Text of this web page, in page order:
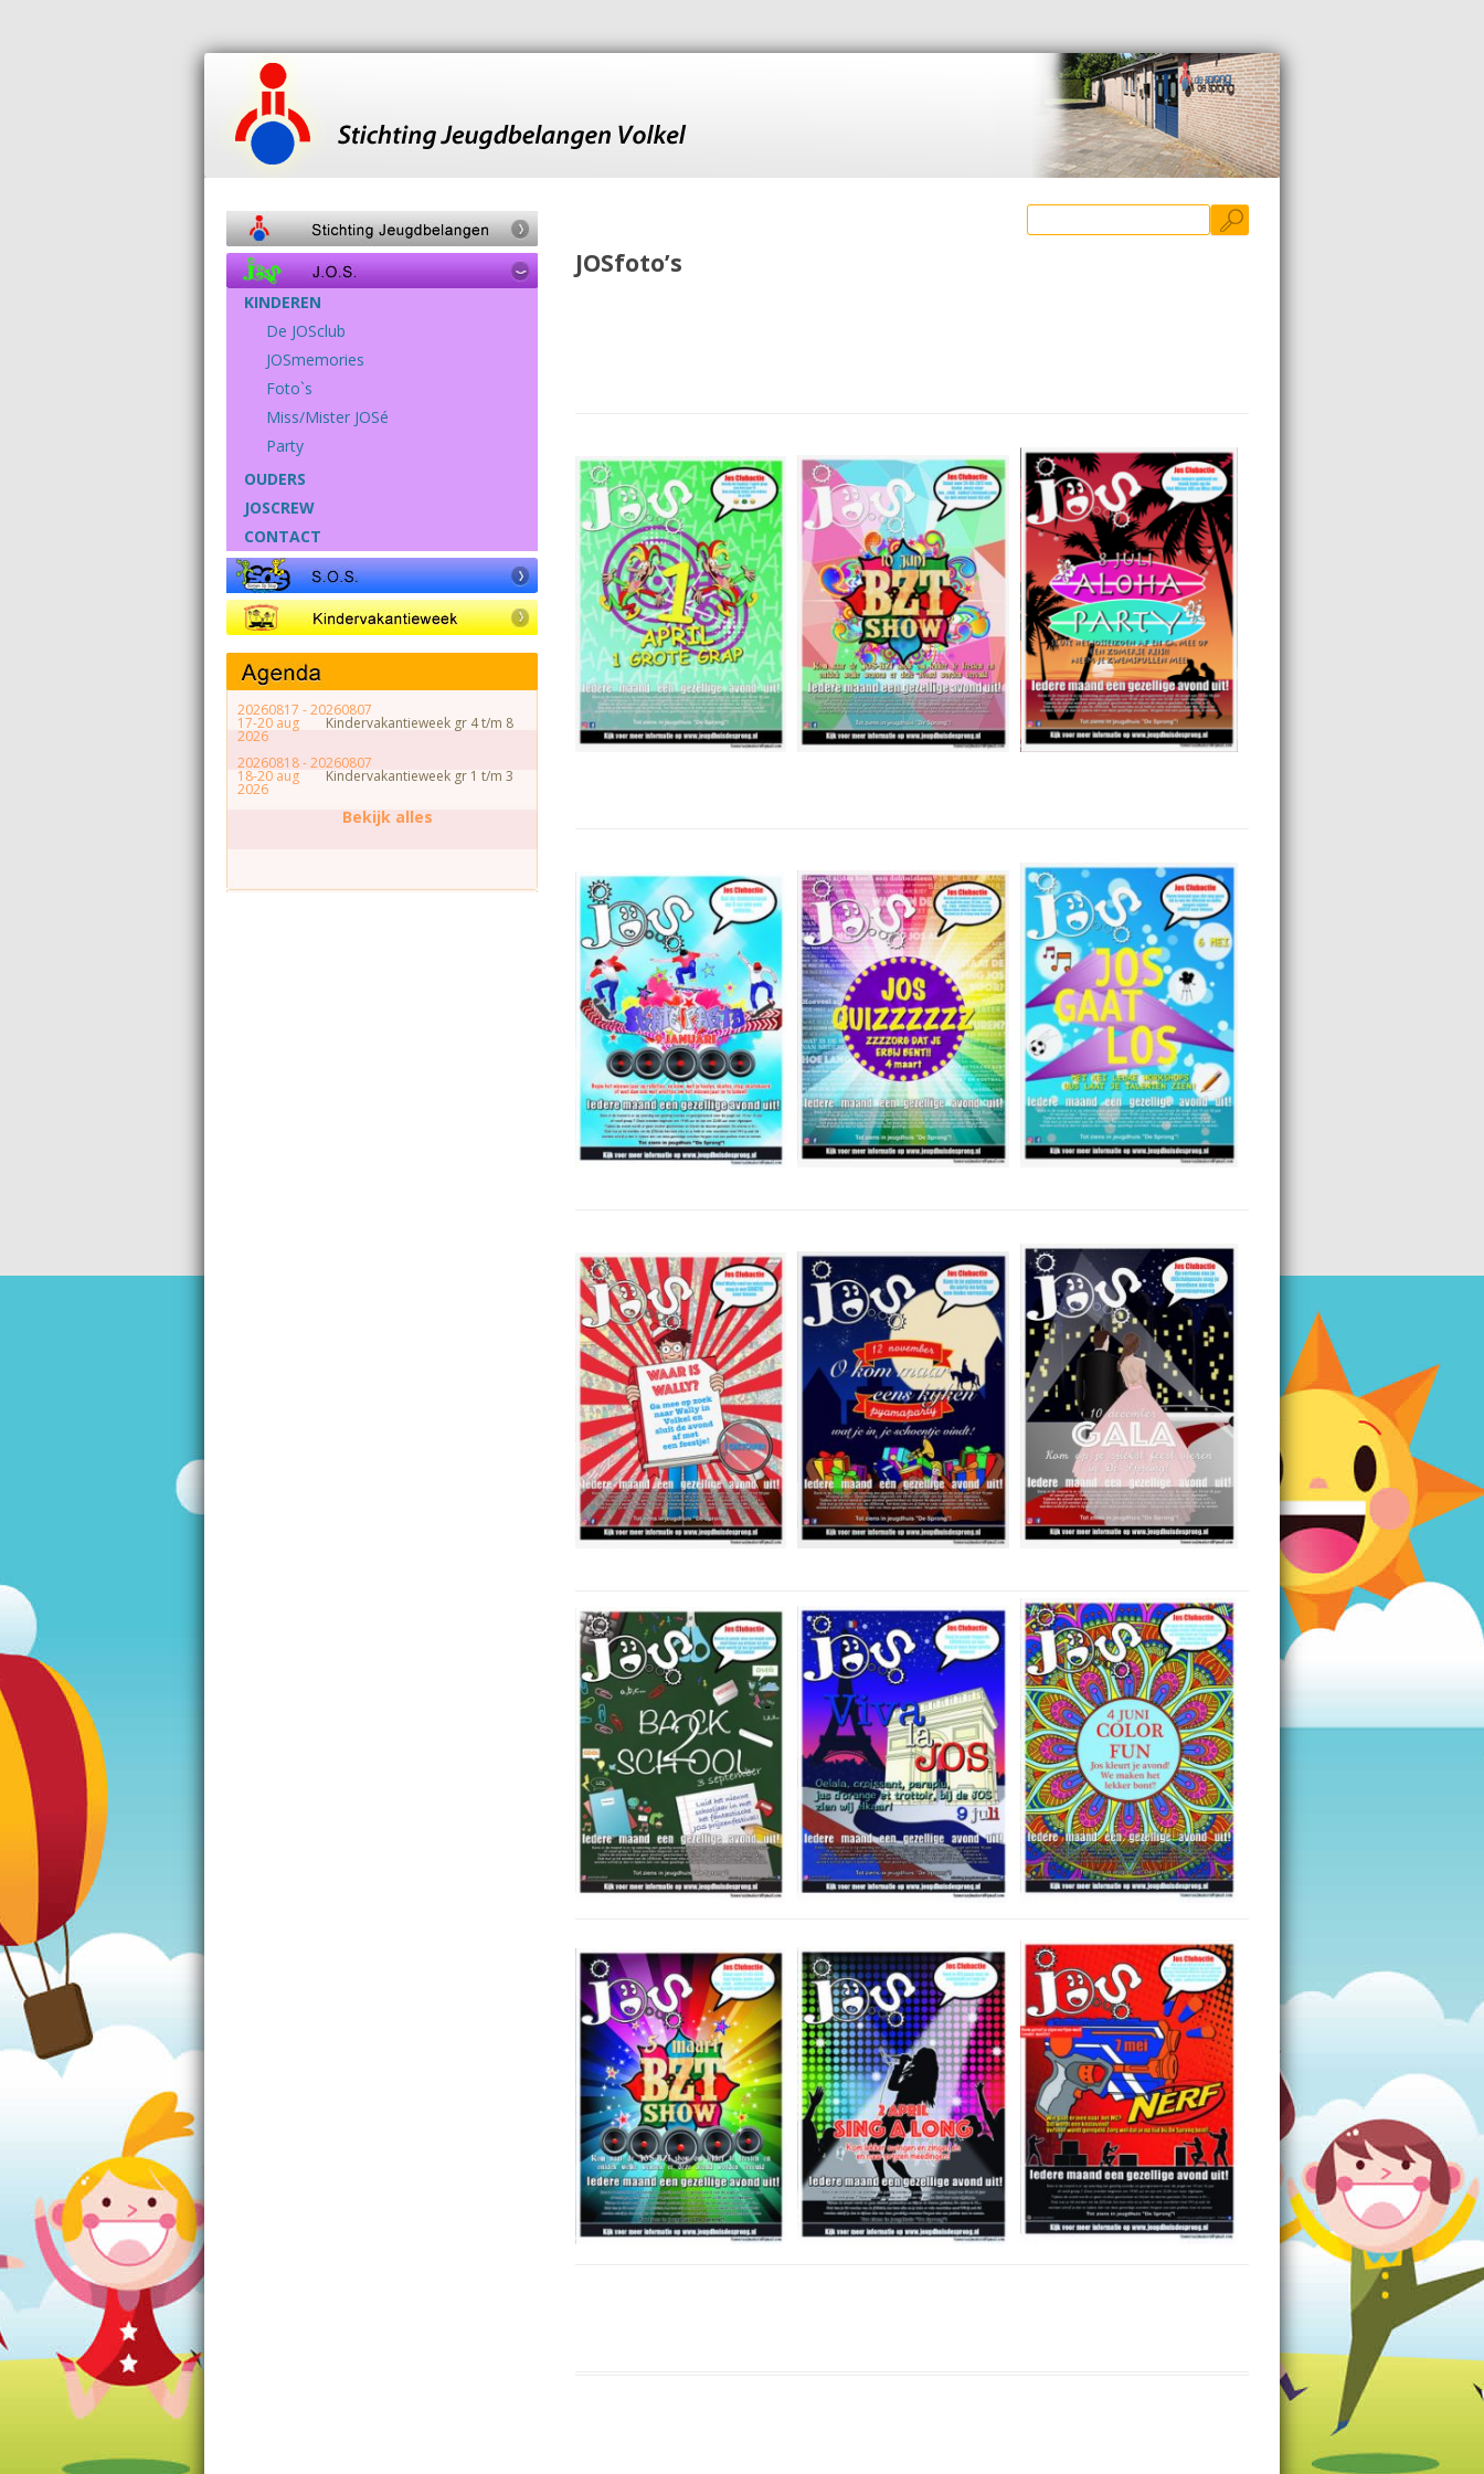
KINDEREN
De JOSclub
JOSmemories
Foto`s
Miss/Mister JOSé
Party
OUDERS
JOSCREW
CONTACT
20260817 - 20260807
17-20 aug
2026
Kindervakantieweek gr 4 t/m 8
20260818 - 20260807
18-20 aug
2026
Kindervakantieweek gr 1 t/m 3
Bekijk alles
Zoeken
JOSfoto’s